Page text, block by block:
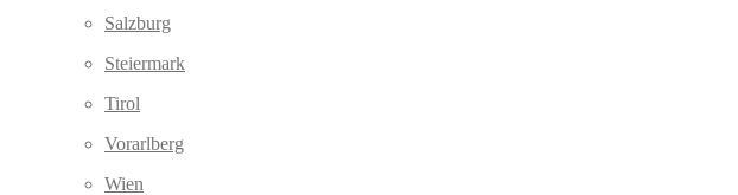
Salzburg
Steiermark
Tirol
Vorarlberg
Wien